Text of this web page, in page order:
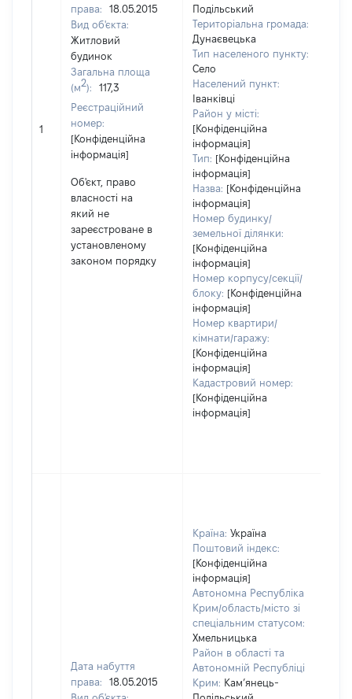
1
права:
18.05.2015
Вид об'єкта:
Житловий
будинок
Загальна площа
(м2):
117,3
Реєстраційний
номер:
[Конфіденційна
інформація]
Об'єкт, право
власності на
який не
зареєстроване в
установленому
законом порядку
Подільський
Територіальна громада:
Дунаєвецька
Тип населеного пункту:
Село
Населений пункт:
Іванківці
Район у місті:
[Конфіденційна
інформація]
Тип: [Конфіденційна
інформація]
Назва: [Конфіденційна
інформація]
Номер будинку/
земельної ділянки:
[Конфіденційна
інформація]
Номер корпусу/секції/
блоку: [Конфіденційна
інформація]
Номер квартири/
кімнати/гаражу:
[Конфіденційна
інформація]
Кадастровий номер:
[Конфіденційна
інформація]
Дата набуття
права:
18.05.2015
Країна: Україна
Поштовий індекс:
[Конфіденційна
інформація]
Автономна Республіка
Крим/область/місто зі
спеціальним статусом:
Хмельницька
Район в області та
Автономній Республіці
Крим: Кам’янець-